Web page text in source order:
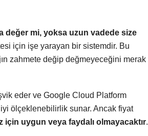
değer mi, yoksa uzun vadede size
için işe yarayan bir sistemdir. Bu
zahmete değip değmeyeceğini merak
eder ve Google Cloud Platform
ölçeklenebilirlik sunar. Ancak fiyat
uygun veya faydalı olmayacaktır.